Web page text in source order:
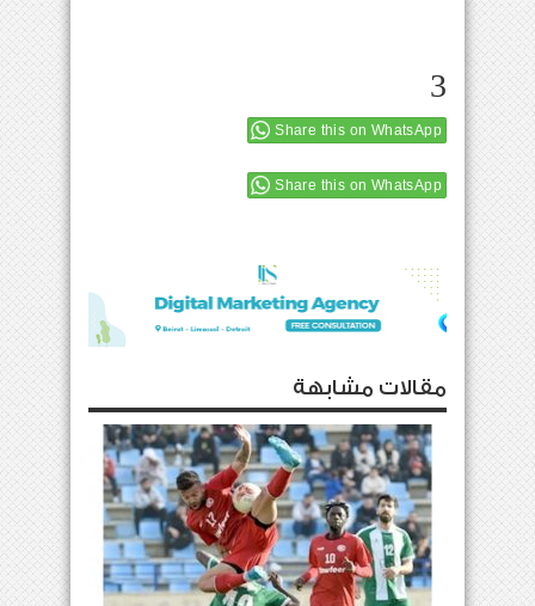
3
Share this on WhatsApp
Share this on WhatsApp
مقالات مشابهة